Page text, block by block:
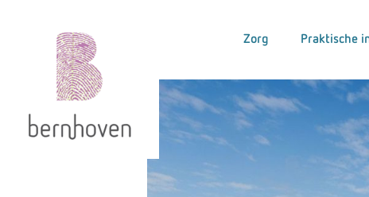
Zorg Praktische